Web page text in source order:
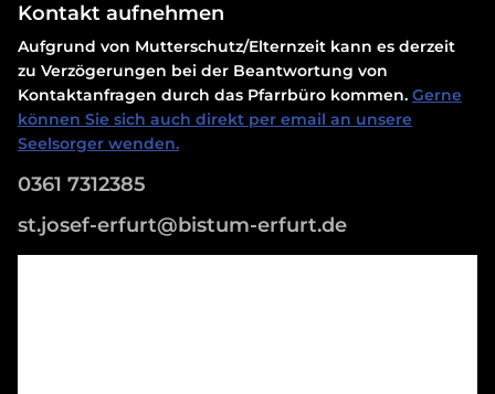
Kontakt aufnehmen
Aufgrund von Mutterschutz/Elternzeit kann es derzeit
zu Verzögerungen bei der Beantwortung von
Kontaktanfragen durch das Pfarrbüro kommen. Gerne
können Sie sich auch direkt per email an unsere
Seelsorger wenden.
0361 7312385
st.josef-erfurt@bistum-erfurt.de